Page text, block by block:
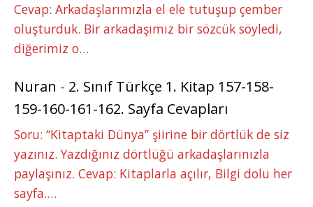
Cevap: Arkadaşlarımızla el ele tutuşup çember
oluşturduk. Bir arkadaşımız bir sözcük söyledi,
diğerimiz o…
Nuran - 2. Sınıf Türkçe 1. Kitap 157-158-
159-160-161-162. Sayfa Cevapları
Soru: “Kitaptaki Dünya” şiirine bir dörtlük de siz
yazınız. Yazdığınız dörtlüğü arkadaşlarınızla
paylaşınız. Cevap: Kitaplarla açılır, Bilgi dolu her
sayfa.…